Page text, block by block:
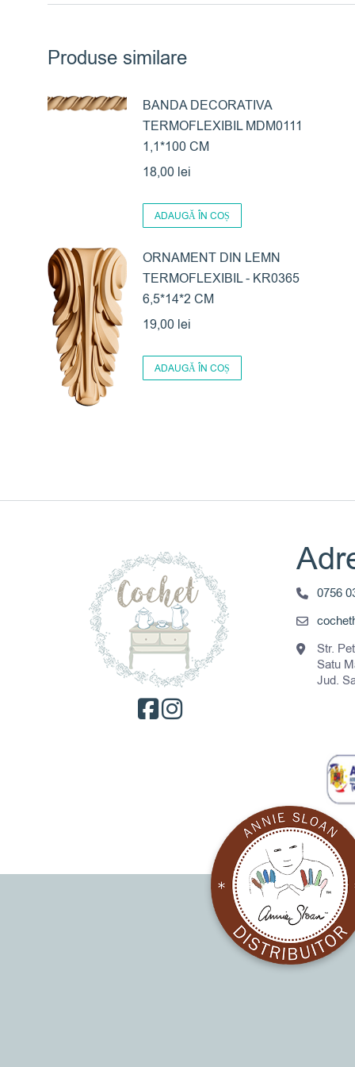
Produse similare
BANDA DECORATIVA
TERMOFLEXIBIL MDM0111
1,1*100 CM
18,00 lei
ADAUGĂ ÎN COȘ
ORNAMENT DIN LEMN
TERMOFLEXIBIL - KR0365
6,5*14*2 CM
19,00 lei
ADAUGĂ ÎN COȘ
0756
Str.
Satu
Jud.